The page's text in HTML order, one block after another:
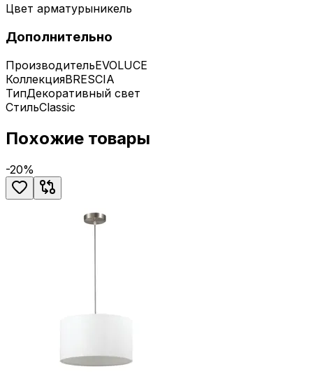
Цвет арматурыникель
Дополнительно
ПроизводительEVOLUCE
КоллекцияBRESCIA
ТипДекоративный свет
СтильClassic
Похожие товары
-20%